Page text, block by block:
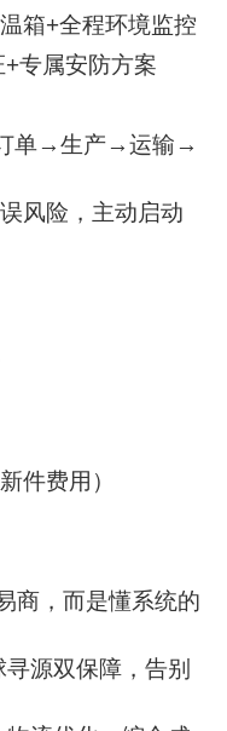
箱+全程环境监控
专属安防方案
订单→生产→运输→
风险，主动启动
件费用）
商，而是懂系统的
寻源双保障，告别